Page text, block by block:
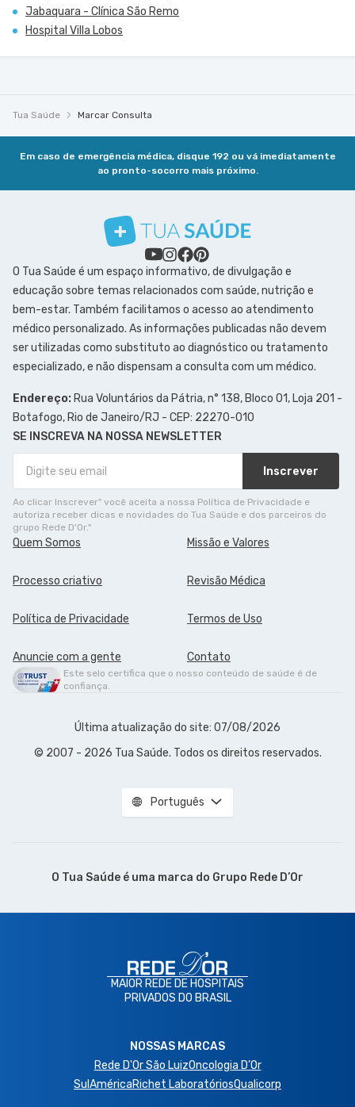
Jabaquara - Clínica São Remo
Hospital Villa Lobos
Tua Saúde Marcar Consulta
Em caso de emergência médica, disque 192 ou vá imediatamente
ao pronto-socorro mais próximo.
O Tua Saúde é um espaço informativo, de divulgação e
educação sobre temas relacionados com saúde, nutrição e
bem-estar. Também facilitamos o acesso ao atendimento
médico personalizado. As informações publicadas não devem
ser utilizadas como substituto ao diagnóstico ou tratamento
especializado, e não dispensam a consulta com um médico.
Endereço: Rua Voluntários da Pátria, n° 138, Bloco 01, Loja 201 -
Botafogo, Rio de Janeiro/RJ - CEP: 22270-010
SE INSCREVA NA NOSSA NEWSLETTER
Inscrever
Ao clicar Inscrever" você aceita a nossa Política de Privacidade e
autoriza receber dicas e novidades do Tua Saúde e dos parceiros do
grupo Rede D'Or."
Quem Somos Missão e Valores
Processo criativo Revisão Médica
Política de Privacidade Termos de Uso
Anuncie com a gente Contato
Este selo certifica que o nosso conteúdo de saúde é de
confiança.
Última atualização do site: 07/08/2026
© 2007 - 2026 Tua Saúde. Todos os direitos reservados.
Português
O Tua Saúde é uma marca do Grupo Rede D’Or
MAIOR REDE DE HOSPITAIS
PRIVADOS DO BRASIL
NOSSAS MARCAS
Rede D'Or São LuizOncologia D’Or
SulAméricaRichet LaboratóriosQualicorp